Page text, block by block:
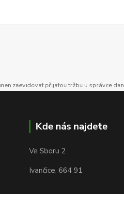
zaevidovat přijatou tržbu u správce
Kde nás najdete
Ve Sboru 2
Ivančice, 664 91